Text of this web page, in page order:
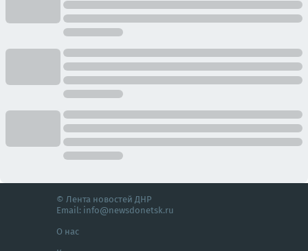
© Лента новостей ДНР
Email: info@newsdonetsk.ru
О нас